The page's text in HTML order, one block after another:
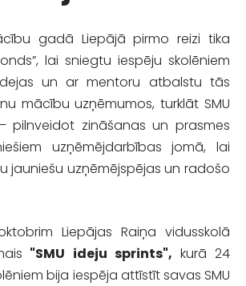
gadā Liepājā pirmo reizi tika
, lai sniegtu iespēju skolēniem
unar mentoru atbalstu tās
mācību uzņēmumos, turklāt SMU
– pilnveidot zināšanas un prasmes
uzņēmējdarbības jomā, lai
jauniešu uzņēmējspējas un radošo
Liepājas Raiņa vidusskolā
"SMU ideju sprints", kurā 24
bija iespēja attīstīt savas SMU